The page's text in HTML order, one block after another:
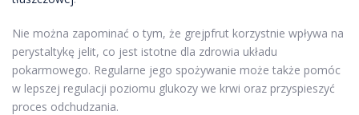
Nie można zapominać o tym, że grejpfrut korzystnie wpływa na
perystaltykę jelit, co jest istotne dla zdrowia układu
pokarmowego. Regularne jego spożywanie może także pomóc
w lepszej regulacji poziomu glukozy we krwi oraz przyspieszyć
proces odchudzania.